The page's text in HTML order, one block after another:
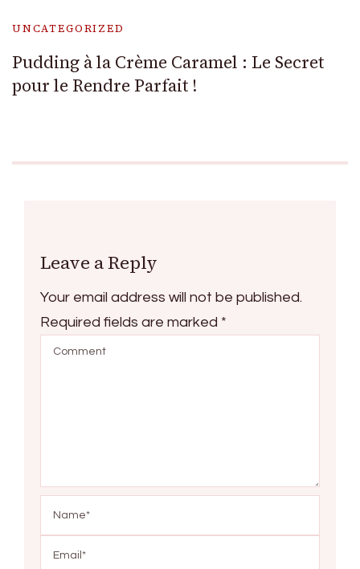
UNCATEGORIZED
Pudding à la Crème Caramel : Le Secret
pour le Rendre Parfait !
Leave a Reply
Your email address will not be published.
Required fields are marked *